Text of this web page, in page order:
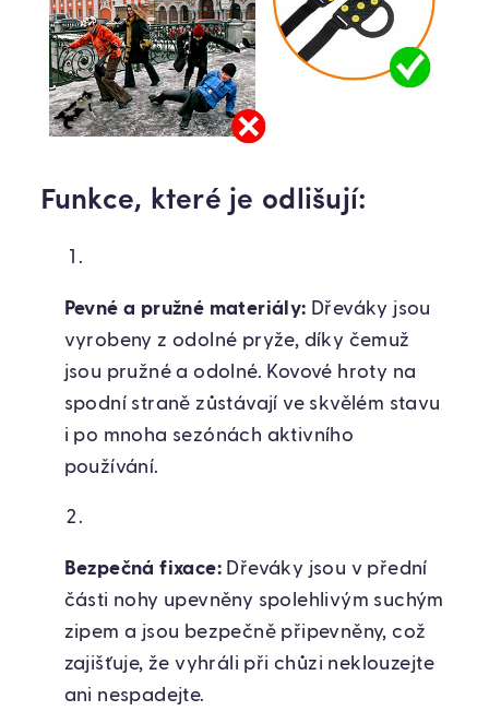
Funkce, které je odlišují:
Pevné a pružné materiály: Dřeváky jsou
vyrobeny z odolné pryže, díky čemuž
jsou pružné a odolné. Kovové hroty na
spodní straně zůstávají ve skvělém stavu
i po mnoha sezónách aktivního
používání.
Bezpečná fixace:Dřeváky jsou v přední
části nohy upevněny spolehlivým suchým
zipem a jsou bezpečně připevněny, což
zajišťuje, že vyhráli při chůzi neklouzejte
ani nespadejte.